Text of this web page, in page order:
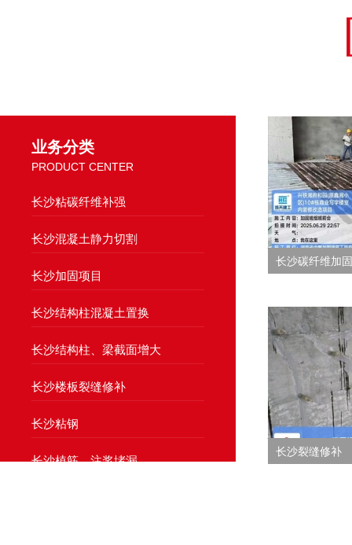
业务分类
PRODUCT CENTER
长沙粘碳纤维补强
长沙混凝土静力切割
长沙加固项目
长沙结构柱混凝土置换
长沙结构柱、梁截面增大
长沙楼板裂缝修补
长沙粘钢
长沙植筋、注浆堵漏
长沙碳纤维加固
长沙裂缝修补